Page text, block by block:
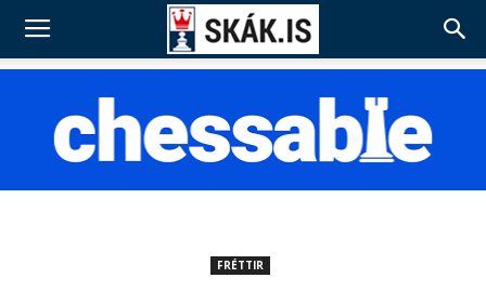
FRÉTTIR